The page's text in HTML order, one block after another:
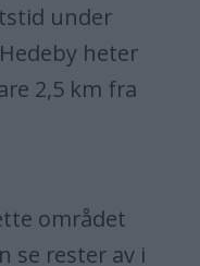
under
heter
2,5 km fra
området
se rester av i